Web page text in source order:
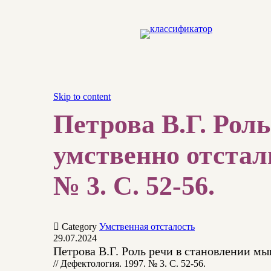
Skip to content
Петрова В.Г.
умственно
№ 3. С. 52-56.
 Category Умственная отсталость
29.07.2024
Петрова В.Г. Роль речи в становлении
// Дефектология. 1997. № 3. С. 52-56.